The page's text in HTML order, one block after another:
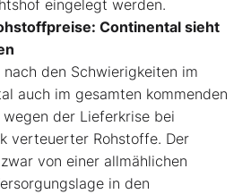
eingelegt werden.
Continental sieht
den Schwierigkeiten im
auch im gesamten kommenden
der Lieferkrise bei
verteuerter Rohstoffe. Der
von einer allmählichen
in den